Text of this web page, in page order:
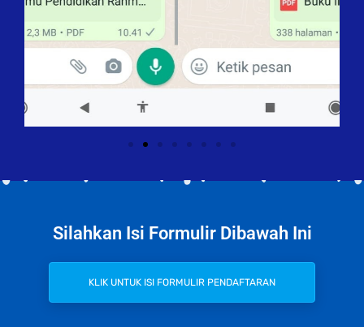
Silahkan Isi Formulir Dibawah Ini
KLIK UNTUK ISI FORMULIR PENDAFTARAN